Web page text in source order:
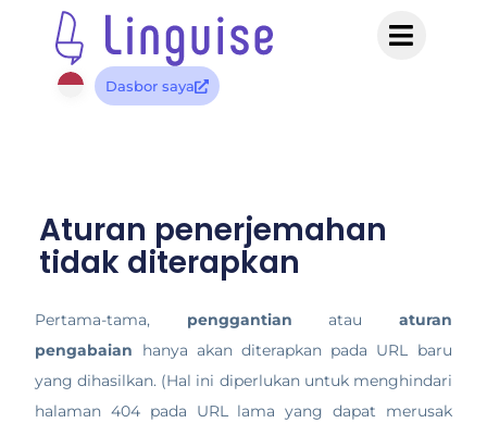
Dasbor saya
Aturan penerjemahan
tidak diterapkan
Pertama-tama, penggantian atau aturan
pengabaian hanya akan diterapkan pada URL baru
yang dihasilkan. (Hal ini diperlukan untuk menghindari
halaman 404 pada URL lama yang dapat merusak